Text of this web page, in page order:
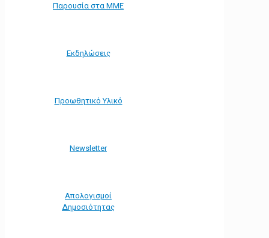
Παρουσία στα ΜΜΕ
Εκδηλώσεις
Προωθητικό Υλικό
Νewsletter
Απολογισμοί
Δημοσιότητας